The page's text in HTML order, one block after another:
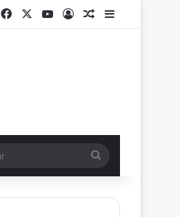
Facebook
X YouTubeLog InGerelateerd artikel
Sidebar
Zoeken
naar